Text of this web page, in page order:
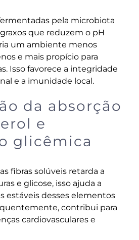
pela microbiota
que reduzem o pH
um ambiente menos
e mais propício para
Isso favorece a integridade
e a imunidade local.
da absorção
e
glicêmica
fibras solúveis retarda a
e glicose, isso ajuda a
estáveis desses elementos
contribui para
cardiovasculares e